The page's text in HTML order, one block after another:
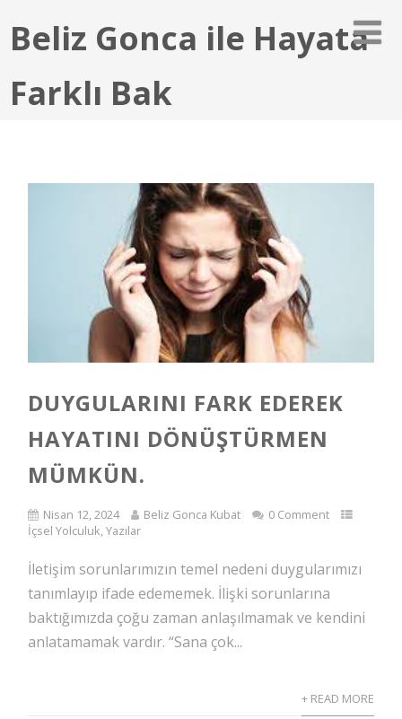
Beliz Gonca ile Hayata
Farklı Bak
DUYGULARINI FARK EDEREK
HAYATINI DÖNÜŞTÜRMEN
MÜMKÜN.
Nisan 12, 2024 Beliz Gonca Kubat
0 Comment
İçsel Yolculuk,Yazılar
İletişim sorunlarımızın temel nedeni duygularımızı
tanımlayıp ifade edememek. İlişki sorunlarına
baktığımızda çoğu zaman anlaşılmamak ve kendini
anlatamamak vardır. “Sana çok...
+ READ MORE